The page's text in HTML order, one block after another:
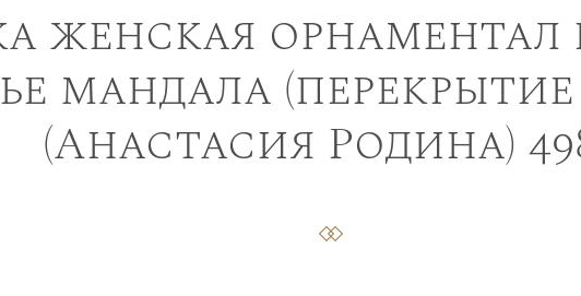
женская орнаментал
мандала
(Анастасия Родина)